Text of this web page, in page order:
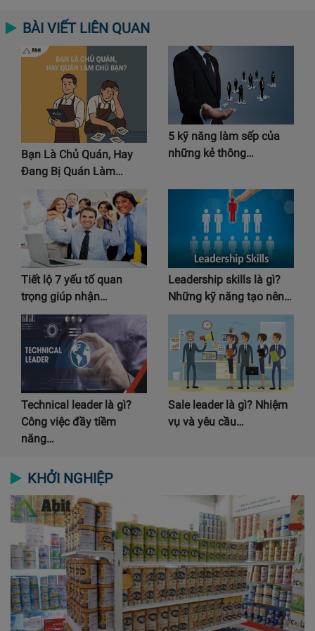
BÀI VIẾT LIÊN QUAN
Bạn Là Chủ Quán, Hay
Đang Bị Quán Làm…
5 kỹ năng làm sếp của
những kẻ thông…
Tiết lộ 7 yếu tố quan
trọng giúp nhận…
Leadership skills là gì?
Những kỹ năng tạo nên…
Technical leader là gì?
Công việc đầy tiềm
năng…
Sale leader là gì? Nhiệm
vụ và yêu cầu…
KHỞI NGHIỆP